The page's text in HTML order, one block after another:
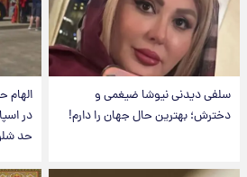
سلفی دیدنی نیوشا ضیغمی و
دخترش؛ بهترین حال جهان را دارم!
الهام
در
حد